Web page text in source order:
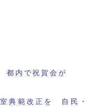
都内で祝賀会が
典範改正を 自民・